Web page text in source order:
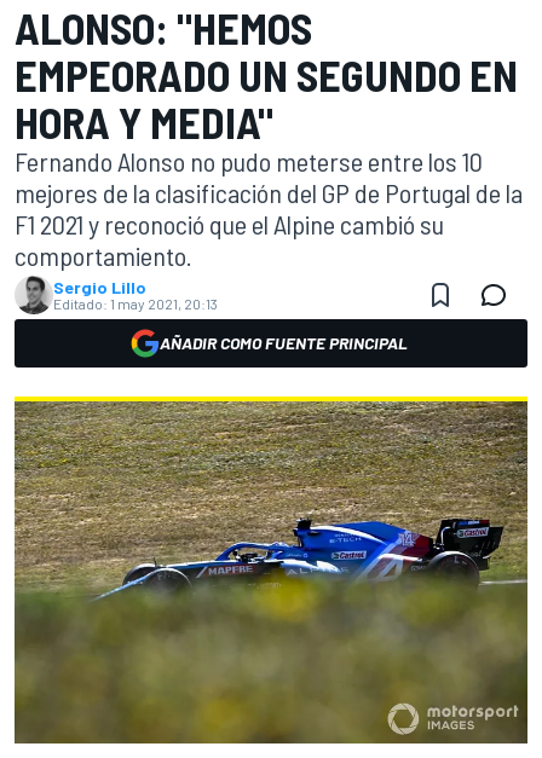
ALONSO: "HEMOS
EMPEORADO UN SEGUNDO EN
HORA Y MEDIA"
Fernando Alonso no pudo meterse entre los 10
mejores de la clasificación del GP de Portugal de la
F1 2021 y reconoció que el Alpine cambió su
comportamiento.
Sergio Lillo
Editado: 1 may 2021, 20:13
AÑADIR COMO FUENTE PRINCIPAL